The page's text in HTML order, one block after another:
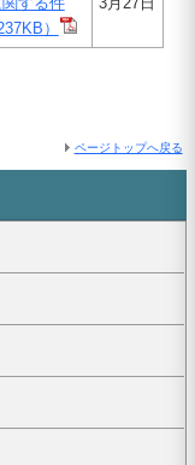
）
ページトップへ戻る